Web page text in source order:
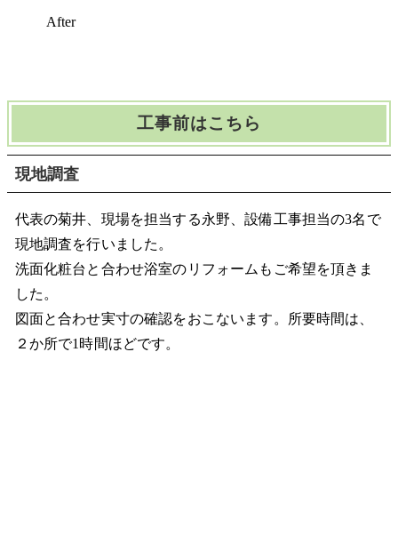
After
工事前はこちら
現地調査
代表の菊井、現場を担当する永野、設備工事担当の3名で
現地調査を行いました。
洗面化粧台と合わせ浴室のリフォームもご希望を頂きま
した。
図面と合わせ実寸の確認をおこないます。所要時間は、
２か所で1時間ほどです。